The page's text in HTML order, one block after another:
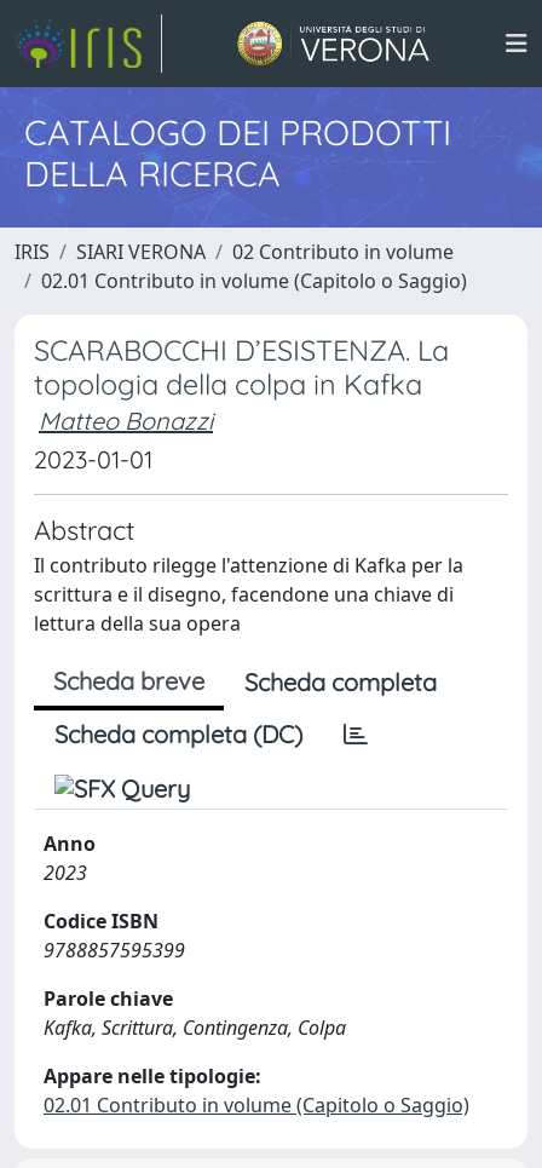
CATALOGO DEI PRODOTTI
DELLA RICERCA
IRIS SIARI VERONA
02 Contributo in volume
02.01 Contributo in volume (Capitolo o Saggio)
SCARABOCCHI D’ESISTENZA. La
topologia della colpa in Kafka
Matteo Bonazzi
2023-01-01
Abstract
Il contributo rilegge l'attenzione di Kafka per la
scrittura e il disegno, facendone una chiave di
lettura della sua opera
Scheda breve
Scheda completa
Scheda completa (DC)
Anno
2023
Codice ISBN
9788857595399
Parole chiave
Kafka, Scrittura, Contingenza, Colpa
Appare nelle tipologie:
02.01 Contributo in volume (Capitolo o Saggio)